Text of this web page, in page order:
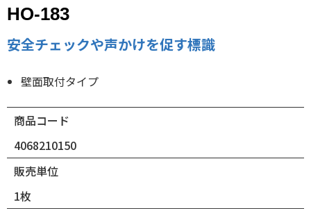
HO-183
安全チェックや声かけを促す標識
壁面取付タイプ
商品コード
4068210150
販売単位
1枚